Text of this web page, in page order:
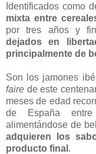
Identificados como
mixta entre
por tres años y
dejados en
principalmente de
Son los jamones
faire de este
meses de edad
de España
alimentándose de
adquieren los
producto final .